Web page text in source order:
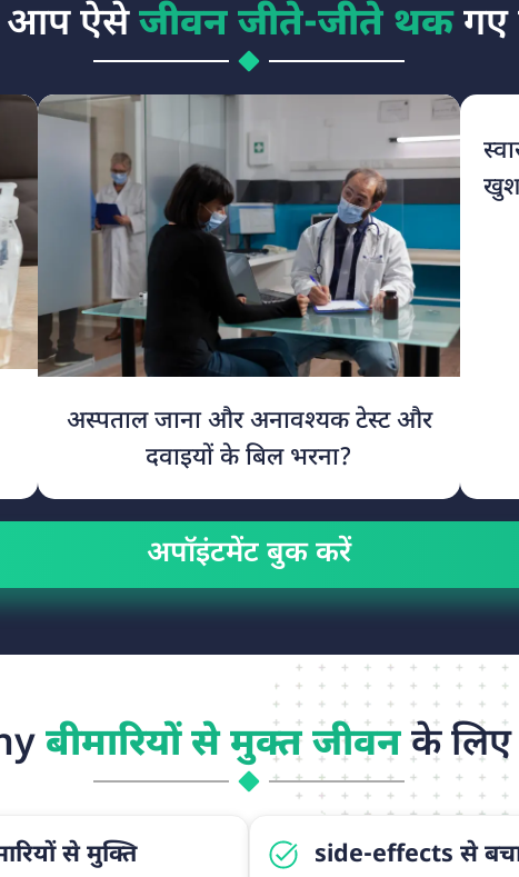
आप ऐसेजीवन जीते-जीते थकगए
अस्पताल जाना और अनावश्यक टेस्ट और
दवाइयों के बिल भरना?
अपॉइंटमेंट बुक करें
बीमारियों से मुक्त जीवनके लिए
से मुक्ति side-effects से